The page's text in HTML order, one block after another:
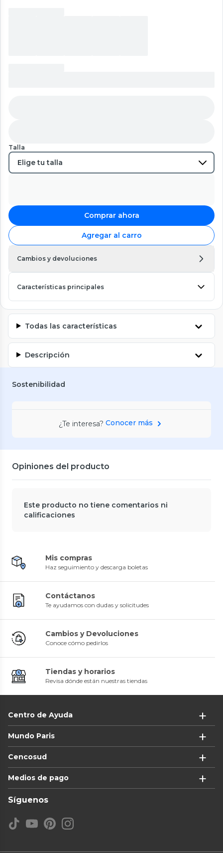
Talla
Comprar ahora
Agregar al carro
Cambios y devoluciones
Características principales
Todas las características
Descripción
Sostenibilidad
¿Te interesa? Conocer más
Opiniones del producto
Este producto no tiene comentarios ni
calificaciones
Mis compras
Haz seguimiento y descarga boletas
Contáctanos
Te ayudamos con dudas y solicitudes
Cambios y Devoluciones
Conoce cómo pedirlos
Tiendas y horarios
Revisa dónde están nuestras tiendas
Centro de Ayuda
Mundo Paris
Cencosud
Medios de pago
Síguenos